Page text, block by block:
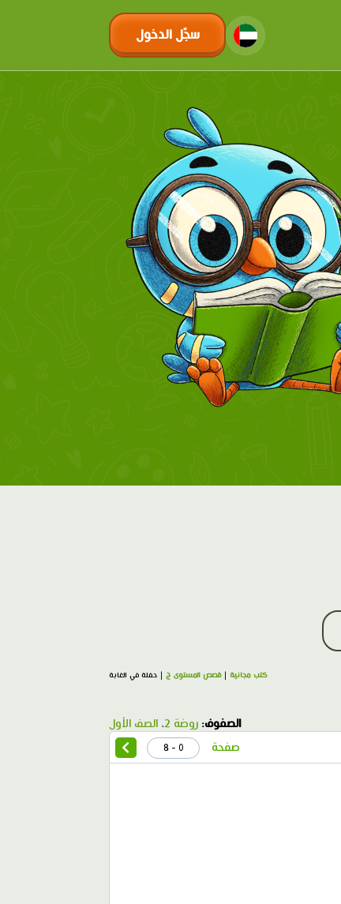
سجّل الدخول
كتب مجانية |قصص المستوى ج | حفلة في الغابة
الصفوف: روضة 2 ، الصف الأول
صفحة 0 - 8